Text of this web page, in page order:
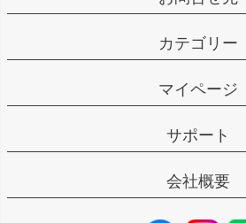
カテゴリー
マイページ
サポート
会社概要